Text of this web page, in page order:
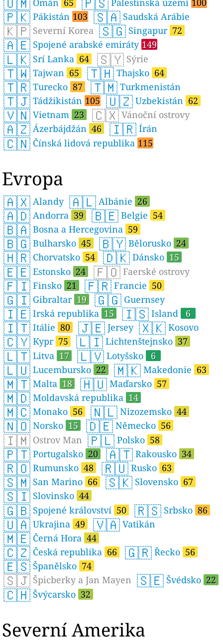
Omán 65 Palestinská území 100
🇵🇰 Pákistán 103 🇸🇦 Saudská Arábie
🇰🇵 Severní Korea 🇸🇬 Singapur 72
🇦🇪 Spojené arabské emiráty 149
🇱🇰 Srí Lanka 64 🇸🇾 Sýrie
🇹🇼 Tajwan 65 🇹🇭 Thajsko 64
🇹🇷 Turecko 87 🇹🇲 Turkmenistán
🇹🇯 Tádžikistán 105 🇺🇿 Uzbekistán 62
🇻🇳 Vietnam 23 🇨🇽 Vánoční ostrovy
🇦🇿 Ázerbájdžán 46 🇮🇷 Írán
🇨🇳 Čínská lidová republika 115
Evropa
🇦🇽 Alandy 🇦🇱 Albánie 26
🇦🇩 Andorra 39 🇧🇪 Belgie 54
🇧🇦 Bosna a Hercegovina 59
🇧🇬 Bulharsko 45 🇧🇾 Bělorusko 24
🇭🇷 Chorvatsko 54 🇩🇰 Dánsko 15
🇪🇪 Estonsko 24 🇫🇴 Faerské ostrovy
🇫🇮 Finsko 21 🇫🇷 Francie 50
🇬🇮 Gibraltar 19 🇬🇬 Guernsey
🇮🇪 Irská republika 15 🇮🇸 Island 6
🇮🇹 Itálie 80 🇯🇪 Jersey 🇽🇰 Kosovo
🇨🇾 Kypr 75 🇱🇮 Lichtenštejnsko 37
🇱🇹 Litva 17 🇱🇻 Lotyšsko 6
🇱🇺 Lucembursko 22 🇲🇰 Makedonie 63
🇲🇹 Malta 18 🇭🇺 Maďarsko 57
🇲🇩 Moldavská republika 14
🇲🇨 Monako 56 🇳🇱 Nizozemsko 44
🇳🇴 Norsko 15 🇩🇪 Německo 56
🇮🇲 Ostrov Man 🇵🇱 Polsko 58
🇵🇹 Portugalsko 20 🇦🇹 Rakousko 34
🇷🇴 Rumunsko 48 🇷🇺 Rusko 63
🇸🇲 San Marino 66 🇸🇰 Slovensko 67
🇸🇮 Slovinsko 44
🇬🇧 Spojené království 50 🇷🇸 Srbsko 86
🇺🇦 Ukrajina 49 🇻🇦 Vatikán
🇲🇪 Černá Hora 44
🇨🇿 Česká republika 66 🇬🇷 Řecko 56
🇪🇸 Španělsko 74
🇸🇯 Špicberky a Jan Mayen 🇸🇪 Švédsko 22
🇨🇭 Švýcarsko 32
Severní Amerika